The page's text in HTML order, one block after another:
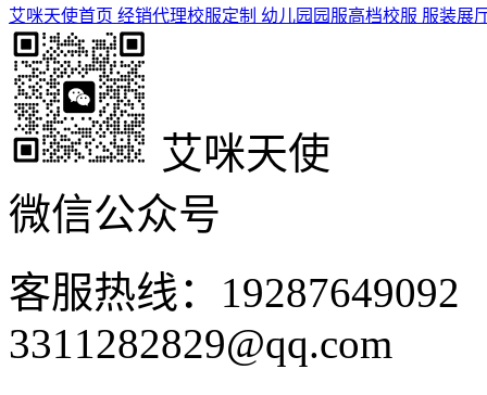
艾咪天使首页 经销代理校服定制 幼儿园园服高档校服 服装展
艾咪天使
微信公众号
客服热线：
3311282829@qq.com